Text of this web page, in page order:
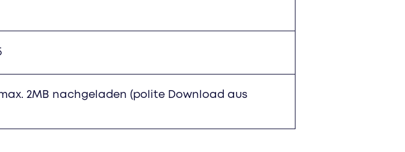
2MB nachgeladen (polite Download aus